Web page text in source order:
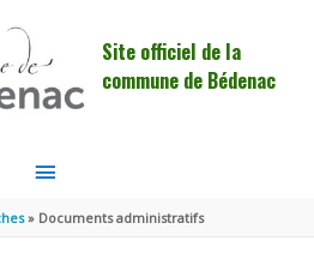
Site officiel de la
commune de Bédenac
MENU
PRINCIPAL
Documents administratifs